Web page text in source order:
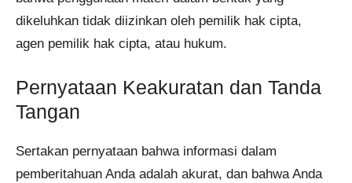
dikeluhkan tidak diizinkan oleh pemilik hak cipta,
agen pemilik hak cipta, atau hukum.
Pernyataan Keakuratan dan Tanda
Tangan
Sertakan pernyataan bahwa informasi dalam
pemberitahuan Anda adalah akurat, dan bahwa Anda